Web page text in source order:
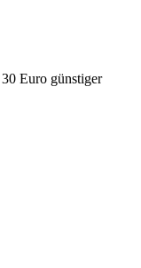
Euro günstiger